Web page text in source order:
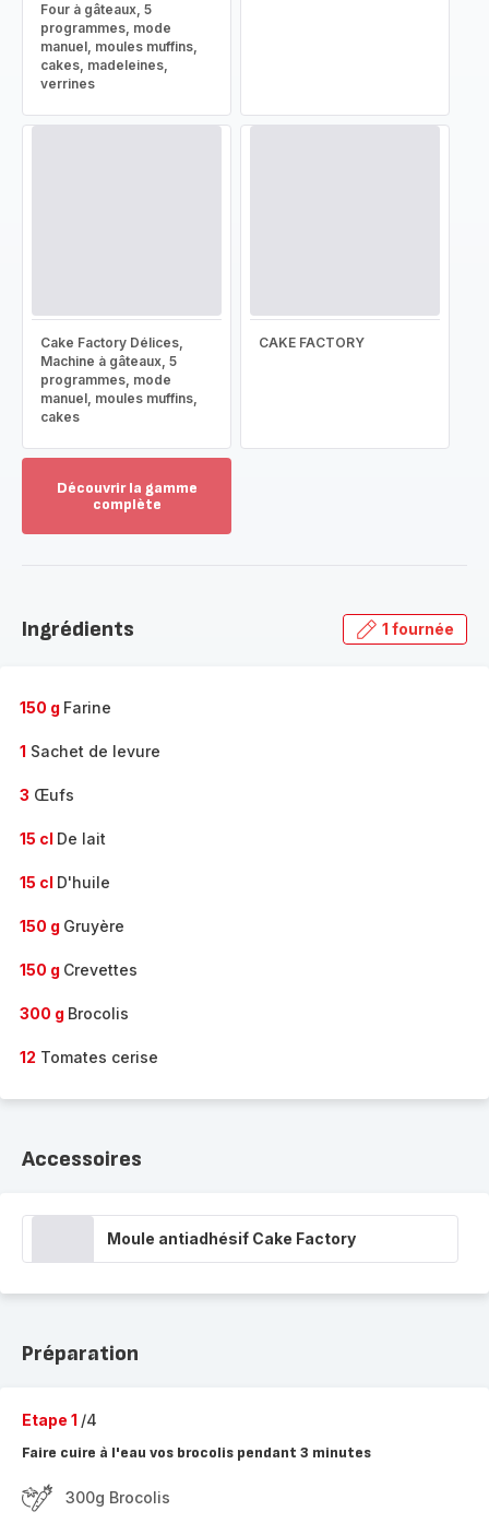
Four à gâteaux, 5
programmes, mode
manuel, moules muffins,
cakes, madeleines,
verrines
Cake Factory Délices,
Machine à gâteaux, 5
programmes, mode
manuel, moules muffins,
cakes
CAKE FACTORY
Découvrir la gamme
complète
gamme
Ingrédients 1 fournée
150 g Farine
1 Sachet de levure
3 Œufs
15 cl De lait
15 cl D'huile
150 g Gruyère
150 g Crevettes
300 g Brocolis
12 Tomates cerise
Accessoires
Moule antiadhésif Cake Factory
Préparation
Etape 1 /4
Faire cuire à l'eau vos brocolis pendant 3 minutes
300g Brocolis